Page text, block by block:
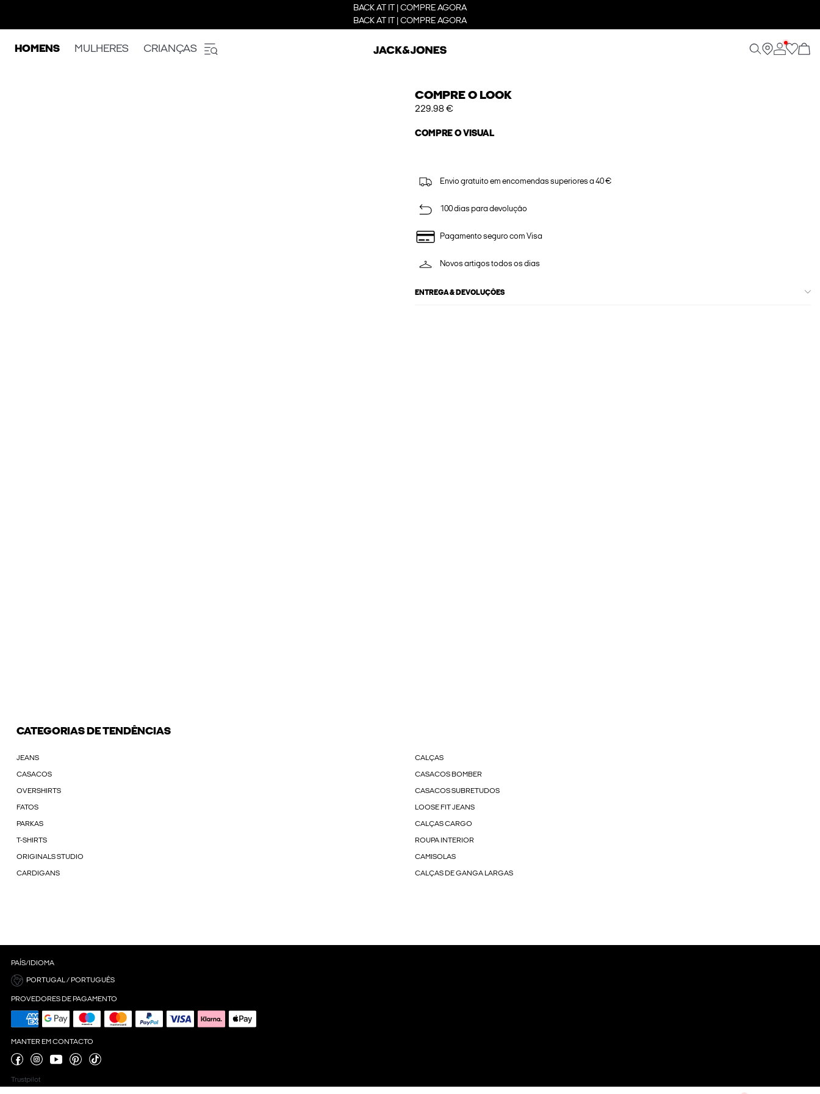
BACK AT IT | COMPRE AGORA
BACK AT IT | COMPRE AGORA
HOMENS MULHERES CRIANÇAS
COMPRE O LOOK
229.98 €
COMPRE O VISUAL
Envio gratuito em encomendas superiores a 40 €
100 dias para devolução
Pagamento seguro com Visa
Novos artigos todos os dias
ENTREGA & DEVOLUÇÕES
CATEGORIAS DE TENDÊNCIAS
JEANS CALÇAS
CASACOS CASACOS BOMBER
OVERSHIRTS CASACOS SUBRETUDOS
FATOS LOOSE FIT JEANS
PARKAS CALÇAS CARGO
T-SHIRTS ROUPA INTERIOR
ORIGINALS STUDIO CAMISOLAS
CARDIGANS CALÇAS DE GANGA LARGAS
PAÍS/IDIOMA
PORTUGAL / PORTUGUÊS
PROVEDORES DE PAGAMENTO
MANTER EM CONTACTO
Trustpilot